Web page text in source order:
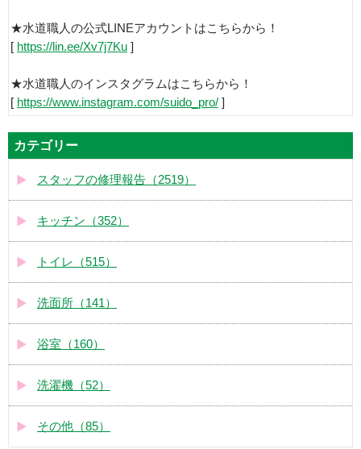
★水道職人の公式LINEアカウントはこちらから！
[ https://lin.ee/Xv7j7Ku ]
★水道職人のインスタグラムはこちらから！
[ https://www.instagram.com/suido_pro/ ]
カテゴリー
スタッフの修理報告（2519）
キッチン（352）
トイレ（515）
洗面所（141）
浴室（160）
洗濯機（52）
その他（85）